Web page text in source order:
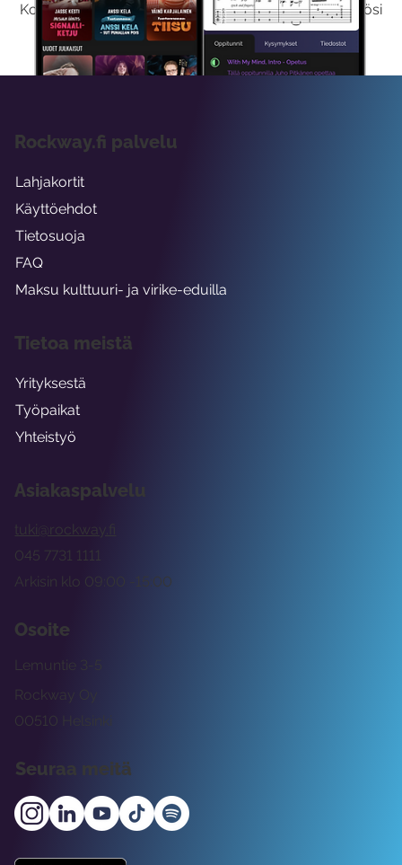
Kokeilemalla ilmaiseksi saat koko sisältömme käyttöösi
viikon ajaksi.
Asiakaspalvelu
tuki@rockway.fi
Arkisin klo 09:00 -15:00
045 7731 1111
Osoite
Rockway Oy
Lemuntie 3-5
00510 Helsinki
Seuraa meitä
Rockway.fi palvelu
Lahjakortit
Käyttöehdot
Tietosuoja
FAQ
Maksu kulttuuri- ja virike-eduilla
Tietoa meistä
Yrityksestä
Työpaikat
Yhteistyö